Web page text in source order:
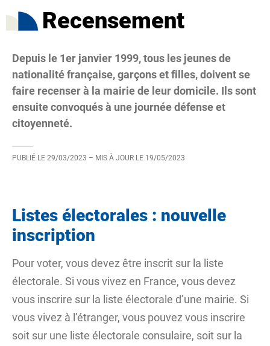
Recensement
Depuis le 1er janvier 1999, tous les jeunes de
nationalité française, garçons et filles, doivent se
faire recenser à la mairie de leur domicile. Ils sont
ensuite convoqués à une journée défense et
citoyenneté.
PUBLIÉ LE 29/03/2023 – MIS À JOUR LE 19/05/2023
Listes électorales : nouvelle
inscription
Pour voter, vous devez être inscrit sur la liste
électorale. Si vous vivez en France, vous devez
vous inscrire sur la liste électorale d’une mairie. Si
vous vivez à l’étranger, vous pouvez vous inscrire
soit sur une liste électorale consulaire, soit sur la